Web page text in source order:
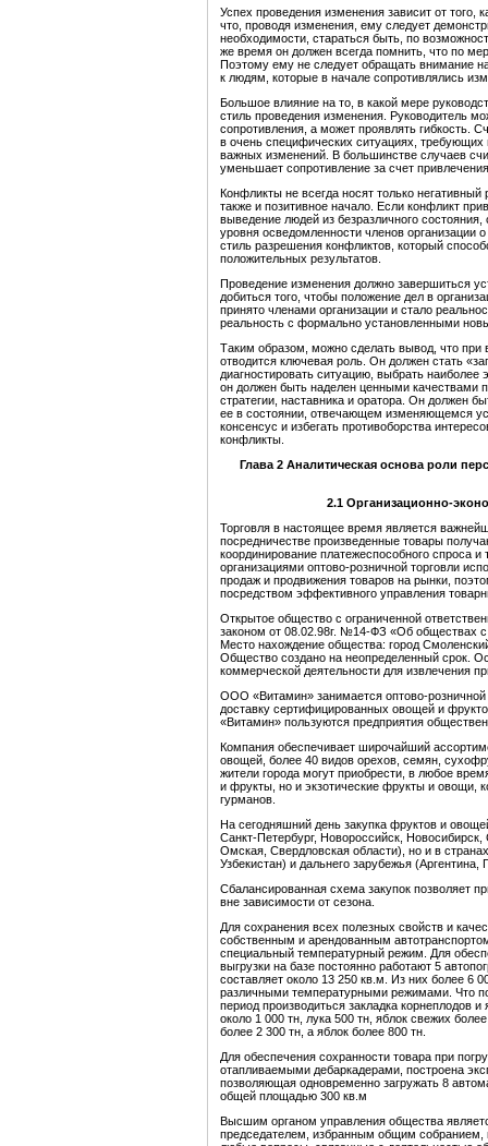
Успех проведения изменения зависит от того,
что, проводя изменения, ему следует
необходимости, стараться быть, по
же время он должен всегда помнить, что по
Поэтому ему не следует обращать внимание
к людям, которые в начале сопротивлялись
Большое влияние на то, в какой мере
стиль проведения изменения. Руководитель
сопротивления, а может проявлять гибкость.
в очень специфических ситуациях, требующих
важных изменений. В большинстве случаев
уменьшает сопротивление за счет
Конфликты не всегда носят только
также и позитивное начало. Если конфликт
выведение людей из безразличного
уровня осведомленности членов организации
стиль разрешения конфликтов, который
положительных результатов.
Проведение изменения должно завершиться
добиться того, чтобы положение дел в
принято членами организации и стало
реальность с формально установленными
Таким образом, можно сделать вывод, что при
отводится ключевая роль. Он должен стать
диагностировать ситуацию, выбрать
он должен быть наделен ценными качествами
стратегии, наставника и оратора. Он должен
ее в состоянии, отвечающем изменяющемся
консенсус и избегать противоборства
конфликты.
Глава 2 Аналитическая основа роли
2.1 Организационно-
Торговля в настоящее время является
посредничестве произведенные товары
координирование платежеспособного спроса
организациями оптово-розничной торговли
продаж и продвижения товаров на рынки,
посредством эффективного управления
Открытое общество с ограниченной
законом от 08.02.98г. №14-ФЗ «Об обществах
Место нахождение общества: город
Общество создано на неопределенный срок.
коммерческой деятельности для извлечения
ООО «Витамин» занимается оптово-
доставку сертифицированных овощей и
«Витамин» пользуются предприятия
Компания обеспечивает широчайший
овощей, более 40 видов орехов, семян,
жители города могут приобрести, в любое
и фрукты, но и экзотические фрукты и овощи,
гурманов.
На сегодняшний день закупка фруктов и
Санкт-Петербург, Новороссийск,
Омская, Свердловская области), но и в
Узбекистан) и дальнего зарубежья (Аргентина,
Сбалансированная схема закупок позволяет
вне зависимости от сезона.
Для сохранения всех полезных свойств и
собственным и арендованным
специальный температурный режим. Для
выгрузки на базе постоянно работают 5
составляет около 13 250 кв.м. Из них более
различными температурными режимами. Что
период производиться закладка корнеплодов
около 1 000 тн, лука 500 тн, яблок свежих
более 2 300 тн, а яблок более 800 тн.
Для обеспечения сохранности товара при
отапливаемыми дебаркадерами, построена
позволяющая одновременно загружать 8
общей площадью 300 кв.м
Высшим органом управления общества
председателем, избранным общим